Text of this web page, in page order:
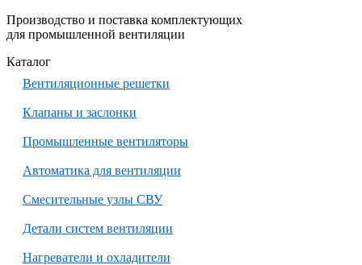
Производство и поставка комплектующих
для промышленной вентиляции
Каталог
Вентиляционные решетки
Клапаны и заслонки
Промышленные вентиляторы
Автоматика для вентиляции
Смесительные узлы СВУ
Детали систем вентиляции
Нагреватели и охладители